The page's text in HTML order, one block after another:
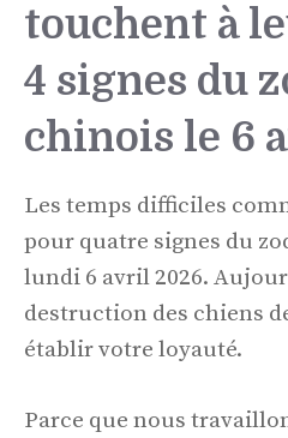
touchent à
4 signes du
chinois le 6
Les temps difficiles
pour quatre signes du
lundi 6 avril 2026.
destruction des chiens
établir votre loyauté.
Parce que nous